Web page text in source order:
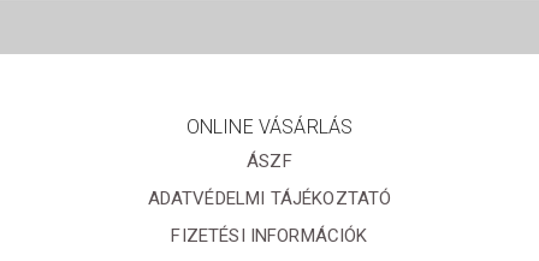
ONLINE VÁSÁRLÁS
ÁSZF
ADATVÉDELMI TÁJÉKOZTATÓ
FIZETÉSI INFORMÁCIÓK